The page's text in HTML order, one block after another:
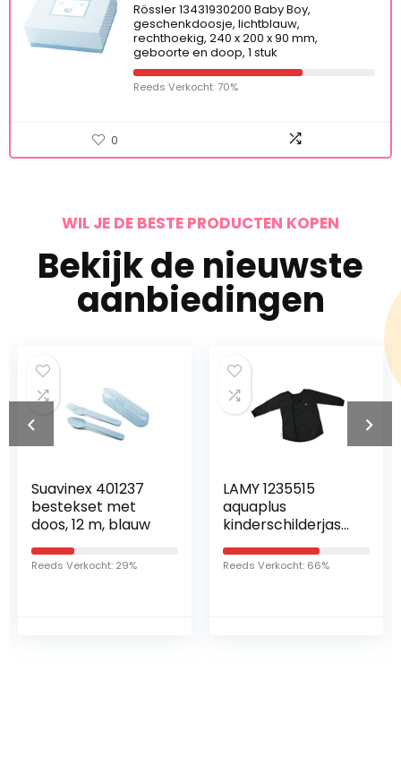
Rössler 13431930200 Baby Boy,
geschenkdoosje, lichtblauw,
rechthoekig, 240 x 200 x 90 mm,
geboorte en doop, 1 stuk
Reeds Verkocht: 70%
0
WIL JE DE BESTE PRODUCTEN KOPEN
Bekijk de nieuwste
aanbiedingen
401237
met
12 m, blauw
Verkocht: 29%
LAMY 1235515
aquaplus
kinderschilderjas
544 van zwart
polyester met
Reeds Verkocht: 66%